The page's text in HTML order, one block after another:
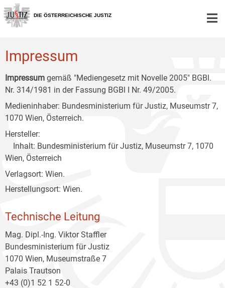
Zur
Hauptnavigation
[1]
Zum
Inhalt
[2]
Zum
Untermenü
[3]
DIE ÖSTERREICHISCHE JUSTIZ
Impressum
Impressum gemäß "Mediengesetz mit Novelle 2005" BGBl.
Nr. 314/1981 in der Fassung BGBl I Nr. 49/2005.
Medieninhaber: Bundesministerium für Justiz, Museumstr 7,
1070 Wien, Österreich.
Hersteller:
Inhalt: Bundesministerium für Justiz, Museumstr 7, 1070
Wien, Österreich
Verlagsort: Wien.
Herstellungsort: Wien.
Technische Leitung
Mag. Dipl.-Ing. Viktor Staffler
Bundesministerium für Justiz
1070 Wien, Museumstraße 7
Palais Trautson
+43 (0)1 52 1 52-0